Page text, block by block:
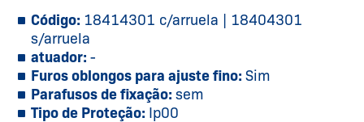
Código: 18414301 c/arruela | 18404301
s/arruela
atuador: -
Furos oblongos para ajuste fino: Sim
Parafusos de fixação: sem
Tipo de Proteção: Ip00